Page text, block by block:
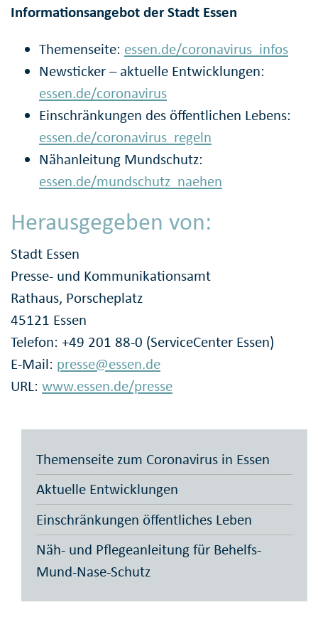
Informationsangebot der Stadt Essen
Themenseite: essen.de/coronavirus_infos
Newsticker – aktuelle Entwicklungen:
essen.de/coronavirus
Einschränkungen des öffentlichen Lebens:
essen.de/coronavirus_regeln
Nähanleitung Mundschutz:
essen.de/mundschutz_naehen
Herausgegeben von:
Stadt Essen
Presse- und Kommunikationsamt
Rathaus, Porscheplatz
45121 Essen
Telefon: +49 201 88-0 (ServiceCenter Essen)
E-Mail: presse@essen.de
URL: www.essen.de/presse
Themenseite zum Coronavirus in Essen
Aktuelle Entwicklungen
Einschränkungen öffentliches Leben
Näh- und Pflegeanleitung für Behelfs-
Mund-Nase-Schutz